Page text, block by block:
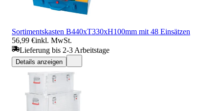
Sortimentskasten B440xT330xH100mm mit 48 Einsätzen
56,99 €inkl. MwSt.
Lieferung bis 2-3 Arbeitstage
Details anzeigen